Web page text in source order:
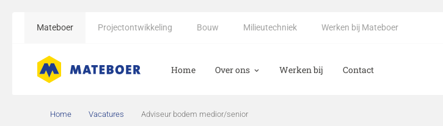
Mateboer Projectontwikkeling Bouw Milieutechniek Werken bij Mateboer
Home Over ons Werken bij Contact
Home Vacatures Adviseur bodem medior/senior